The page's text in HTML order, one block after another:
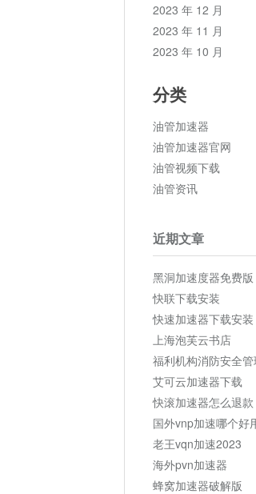
2023 年 12 月
2023 年 11 月
2023 年 10 月
分类
油管加速器
油管加速器官网
油管视频下载
油管资讯
近期文章
黑洞加速度器免费版
快联下载安装
快速加速器下载安装
上海泡芙云书店
福利机构消防安全
艾可云加速器下载
快滚加速器怎么退款
国外vnp加速哪个好
老王vqn加速2023
海外pvn加速器
蜂窝加速器破解版